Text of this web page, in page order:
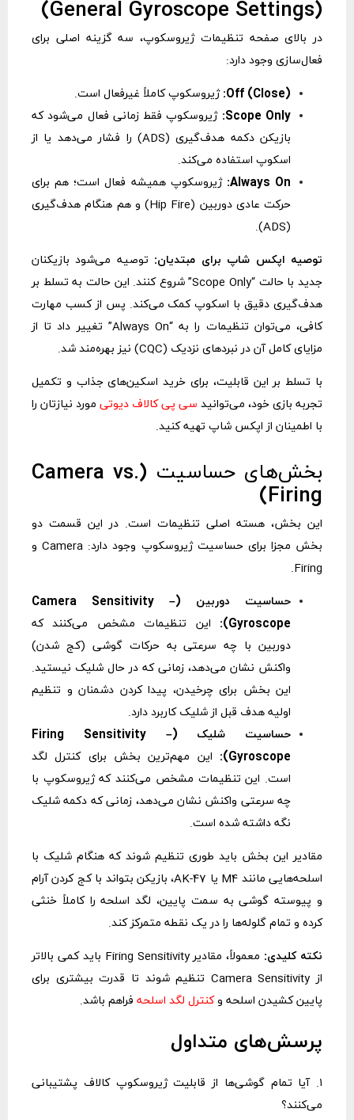
(General Gyroscope Settings)
در بالای صفحه تنظیمات ژیروسکوپ، سه گزینه اصلی برای
فعال‌سازی وجود دارد:
Off (Close): ژیروسکوپ کاملاً غیرفعال است.
Scope Only: ژیروسکوپ فقط زمانی فعال می‌شود که
بازیکن دکمه هدف‌گیری (ADS) را فشار می‌دهد یا از
اسکوپ استفاده می‌کند.
Always On: ژیروسکوپ همیشه فعال است؛ هم برای
حرکت عادی دوربین (Hip Fire) و هم هنگام هدف‌گیری
(ADS).
توصیه اپکس شاپ برای مبتدیان: توصیه می‌شود بازیکنان
جدید با حالت “Scope Only” شروع کنند. این حالت به تسلط بر
هدف‌گیری دقیق با اسکوپ کمک می‌کند. پس از کسب مهارت
کافی، می‌توان تنظیمات را به “Always On” تغییر داد تا از
مزایای کامل آن در نبردهای نزدیک (CQC) نیز بهره‌مند شد.
با تسلط بر این قابلیت، برای خرید اسکین‌های جذاب و تکمیل
تجربه بازی خود، می‌توانید سی پی کالاف دیوتی مورد نیازتان را
با اطمینان از اپکس شاپ تهیه کنید.
بخش‌های حساسیت (Camera vs.
Firing)
این بخش، هسته اصلی تنظیمات است. در این قسمت دو
بخش مجزا برای حساسیت ژیروسکوپ وجود دارد: Camera و
Firing.
حساسیت دوربین (Camera Sensitivity –
Gyroscope):
این تنظیمات مشخص می‌کنند که
دوربین با چه سرعتی به حرکات گوشی (کج شدن)
واکنش نشان می‌دهد، زمانی که در حال شلیک نیستید.
این بخش برای چرخیدن، پیدا کردن دشمنان و تنظیم
اولیه هدف قبل از شلیک کاربرد دارد.
حساسیت شلیک (Firing Sensitivity –
Gyroscope):
این مهم‌ترین بخش برای کنترل لگد
است. این تنظیمات مشخص می‌کنند که ژیروسکوپ با
چه سرعتی واکنش نشان می‌دهد، زمانی که دکمه شلیک
نگه داشته شده است.
مقادیر این بخش باید طوری تنظیم شوند که هنگام شلیک با
اسلحه‌هایی مانند M4 یا AK-47، بازیکن بتواند با کج کردن آرام
و پیوسته گوشی به سمت پایین، لگد اسلحه را کاملاً خنثی
کرده و تمام گلوله‌ها را در یک نقطه متمرکز کند.
نکته کلیدی:
معمولاً، مقادیر Firing Sensitivity باید کمی بالاتر
از Camera Sensitivity تنظیم شوند تا قدرت بیشتری برای
پایین کشیدن اسلحه وکنترل لگد اسلحه فراهم باشد.
پرسش‌های متداول
۱. آیا تمام گوشی‌ها از قابلیت ژیروسکوپ کالاف پشتیبانی
می‌کنند؟